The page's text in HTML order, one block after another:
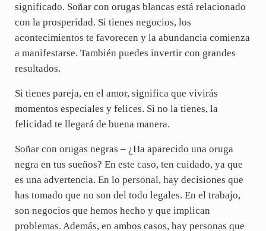
significado. Soñar con orugas blancas está relacionado
con la prosperidad. Si tienes negocios, los
acontecimientos te favorecen y la abundancia comienza
a manifestarse. También puedes invertir con grandes
resultados.
Si tienes pareja, en el amor, significa que vivirás
momentos especiales y felices. Si no la tienes, la
felicidad te llegará de buena manera.
Soñar con orugas negras – ¿Ha aparecido una oruga
negra en tus sueños? En este caso, ten cuidado, ya que
es una advertencia. En lo personal, hay decisiones que
has tomado que no son del todo legales. En el trabajo,
son negocios que hemos hecho y que implican
problemas. Además, en ambos casos, hay personas que